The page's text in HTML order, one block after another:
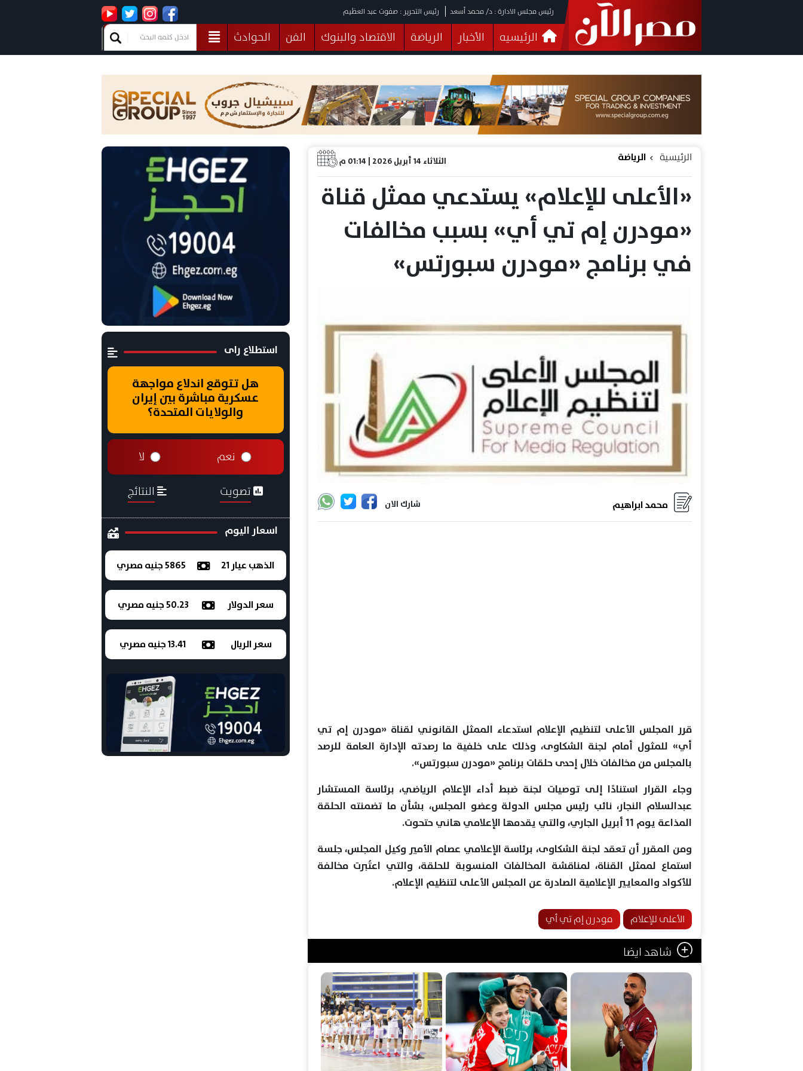
رئيس مجلس الادارة : د/ محمد أسعد رئيس التحرير : صفوت عبد العظيم
الرئيسيه الأخبار الرياضة الاقتصاد والبنوك الفن
الحوادث
فيديوهات
البرلمان صحة الثقافة خدمات منوعات
الثلاثاء 14 أبريل 2026 | 01:14 م الرئيسية الرياضة
«الأعلى للإعلام» يستدعي ممثل قناة
«مودرن إم تي أي» بسبب مخالفات
في برنامج «مودرن سبورتس»
شارك الان محمد ابراهيم
قرر المجلس الأعلى لتنظيم الإعلام استدعاء الممثل القانوني لقناة «مودرن إم تي
أي» للمثول أمام لجنة الشكاوى، وذلك على خلفية ما رصدته الإدارة العامة للرصد
بالمجلس من مخالفات خلال إحدى حلقات برنامج «مودرن سبورتس».
وجاء القرار استنادًا إلى توصيات لجنة ضبط أداء الإعلام الرياضي، برئاسة المستشار
عبدالسلام النجار، نائب رئيس مجلس الدولة وعضو المجلس، بشأن ما تضمنته الحلقة
المذاعة يوم 11 أبريل الجاري، والتي يقدمها الإعلامي هاني حتحوت.
ومن المقرر أن تعقد لجنة الشكاوى، برئاسة الإعلامي عصام الأمير وكيل المجلس، جلسة
استماع لممثل القناة، لمناقشة المخالفات المنسوبة للحلقة، والتي اعتُبرت مخالفة
للأكواد والمعايير الإعلامية الصادرة عن المجلس الأعلى لتنظيم الإعلام.
الأعلى للإعلام مودرن إم تي أي
شاهد ايضا
استطلاع راى
هل تتوقع اندلاع مواجهة
عسكرية مباشرة بين إيران
والولايات المتحدة؟
نعم لا
تصويت النتائج
اسعار اليوم
الذهب عيار 21 5865 جنيه مصري
سعر الدولار 50.23 جنيه مصري
سعر الريال 13.41 جنيه مصري